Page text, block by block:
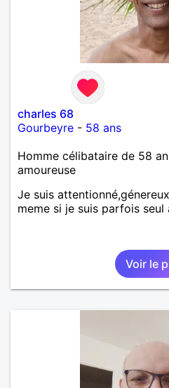
charles 68
Gourbeyre - 58 ans
Homme célibataire de 58
amoureuse
Je suis
meme si je suis parfois seul
Voir le